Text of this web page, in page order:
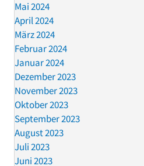
Mai 2024
April 2024
März 2024
Februar 2024
Januar 2024
Dezember 2023
November 2023
Oktober 2023
September 2023
August 2023
Juli 2023
Juni 2023